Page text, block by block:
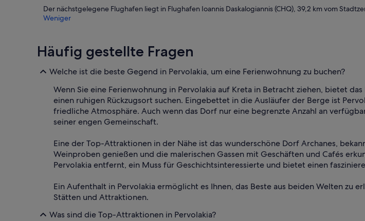
Der nächstgelegene Flughafen liegt in Flughafen Ioannis Daskalogiannis (CHQ), 39,2 km vom
Weniger
Häufig gestellte Fragen
Welche ist die beste Gegend in Pervolakia, um eine Ferienwohnung zu buchen?
Wenn Sie eine Ferienwohnung in Pervolakia auf Kreta in Betracht ziehen, bietet
einen ruhigen Rückzugsort suchen. Eingebettet in die Ausläufer der Berge ist
friedliche Atmosphäre. Auch wenn das Dorf nur eine begrenzte Anzahl an
seiner engen Gemeinschaft.
Eine der Top-Attraktionen in der Nähe ist das wunderschöne Dorf Archanes,
Weinproben genießen und die malerischen Gassen mit Geschäften und Cafés
Pervolakia entfernt, ein Muss für Geschichtsinteressierte und bietet einen
Ein Aufenthalt in Pervolakia ermöglicht es Ihnen, das Beste aus beiden Welten zu
Stätten und Attraktionen.
Was sind die Top-Attraktionen in Pervolakia?